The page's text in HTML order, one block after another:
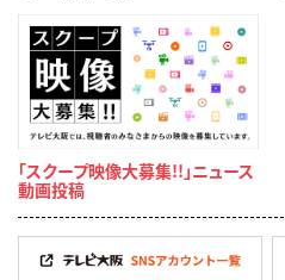
「スクープ映像大募集!!」ニュース
動画投稿